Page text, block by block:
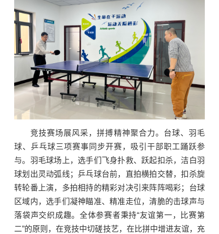
竞技赛场展风采，拼搏精神聚合力。台球、羽毛
球、乒乓球三项赛事同步开赛，吸引干部职工踊跃参
与。羽毛球场上，选手们飞身扑救、跃起扣杀，洁白羽
球划出灵动弧线；乒乓球台前，直拍横拍交替，扣杀旋
转轮番上演，多拍相持的精彩对决引来阵阵喝彩；台球
区域内，选手们凝神瞄准、精准走位，清脆的击球声与
落袋声交织成趣。全体参赛者秉持“友谊第一，比赛第
二”的原则，在竞技中切磋技艺，在比拼中增进友谊，充